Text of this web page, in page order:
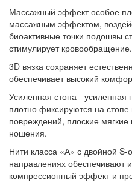
Массажный эффект особое
массажным эффектом,
биоактивные точки подошвы
стимулирует кровообращение.
3D вязка сохраняет
обеспечивает высокий
Усиленная стопа - усиленная
плотно фиксируются на
повреждений, плоские
ношения.
Нити класса «А» с двойной S-
направлениях обеспечивают
компрессионный эффект и